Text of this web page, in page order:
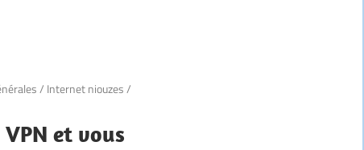
/ Internet niouzes/
et vous